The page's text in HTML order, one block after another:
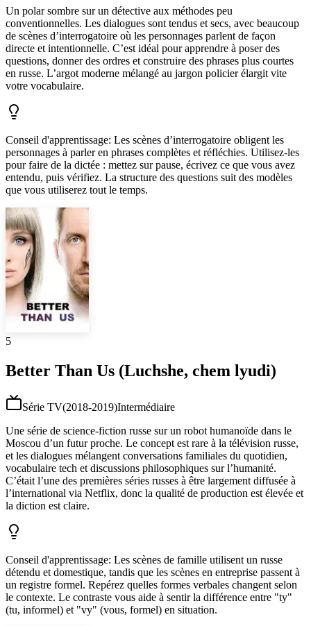
Un polar sombre sur un détective aux méthodes peu
conventionnelles. Les dialogues sont tendus et secs, avec beaucoup
de scènes d’interrogatoire où les personnages parlent de façon
directe et intentionnelle. C’est idéal pour apprendre à poser des
questions, donner des ordres et construire des phrases plus courtes
en russe. L’argot moderne mélangé au jargon policier élargit vite
votre vocabulaire.
Conseil d'apprentissage: Les scènes d’interrogatoire obligent les
personnages à parler en phrases complètes et réfléchies. Utilisez-les
pour faire de la dictée : mettez sur pause, écrivez ce que vous avez
entendu, puis vérifiez. La structure des questions suit des modèles
que vous utiliserez tout le temps.
5
Better Than Us (Luchshe, chem lyudi)
Série TV(2018-2019)Intermédiaire
Une série de science-fiction russe sur un robot humanoïde dans le
Moscou d’un futur proche. Le concept est rare à la télévision russe,
et les dialogues mélangent conversations familiales du quotidien,
vocabulaire tech et discussions philosophiques sur l’humanité.
C’était l’une des premières séries russes à être largement diffusée à
l’international via Netflix, donc la qualité de production est élevée et
la diction est claire.
Conseil d'apprentissage: Les scènes de famille utilisent un russe
détendu et domestique, tandis que les scènes en entreprise passent à
un registre formel. Repérez quelles formes verbales changent selon
le contexte. Le contraste vous aide à sentir la différence entre "ty"
(tu, informel) et "vy" (vous, formel) en situation.